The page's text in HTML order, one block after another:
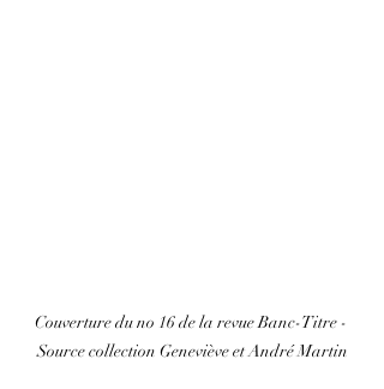
Couverture du no 16 de la revue Banc-Titre -
Source collection Geneviève et André Martin